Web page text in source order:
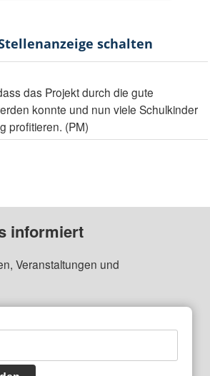
schalten
das Projekt durch die gute
konnte und nun viele Schulkinder
profitieren. (PM)
informiert
Veranstaltungen und